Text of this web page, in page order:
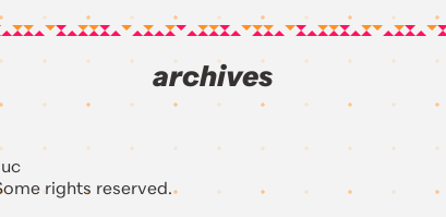
archives
rights reserved.